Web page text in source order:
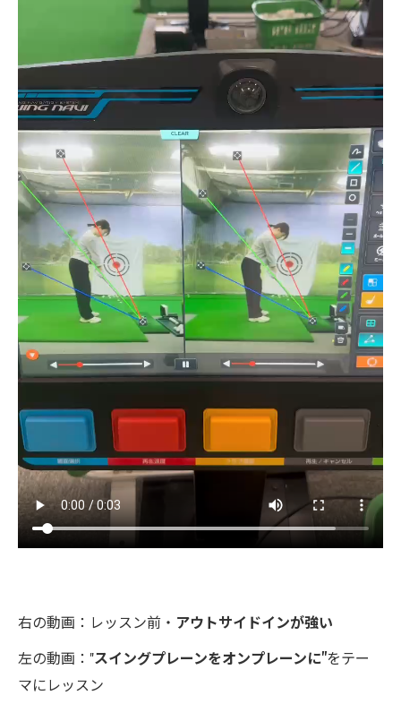
右の動画：レッスン前・ アウトサイドインが強い
左の動画："スイングプレーンをオンプレーンに"をテー
マにレッスン